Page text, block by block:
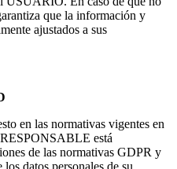
que la información y
ajustados a sus
en las normativas vigentes en
está
de las normativas GDPR y
datos personales de su